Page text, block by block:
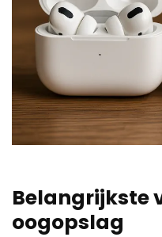
Belangrijkste
oogopslag